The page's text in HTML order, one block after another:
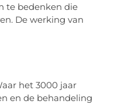
te bedenken die
De werking van
het 3000 jaar
en de behandeling